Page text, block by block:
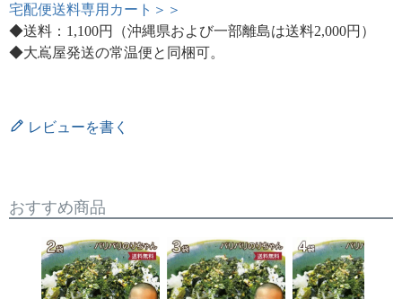
宅配便送料専用カート＞＞
◆送料：1,100円（沖縄県および一部離島は送料2,000円）
◆大嶌屋発送の常温便と同梱可。
レビューを書く
おすすめ商品